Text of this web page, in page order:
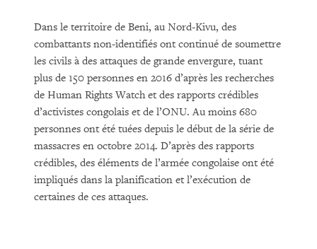
Dans le territoire de Beni, au Nord-Kivu, des
combattants non-identifiés ont continué de soumettre
les civils à des attaques de grande envergure, tuant
plus de 150 personnes en 2016 d’après les recherches
de Human Rights Watch et des rapports crédibles
d’activistes congolais et de l’ONU. Au moins 680
personnes ont été tuées depuis le début de la série de
massacres en octobre 2014. D’après des rapports
crédibles, des éléments de l’armée congolaise ont été
impliqués dans la planification et l’exécution de
certaines de ces attaques.